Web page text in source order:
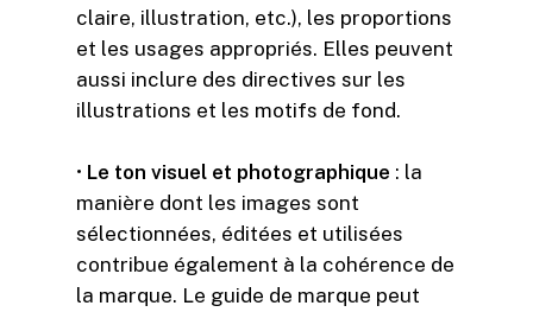
claire, illustration, etc.), les proportions
et les usages appropriés. Elles peuvent
aussi inclure des directives sur les
illustrations et les motifs de fond.
• Le ton visuel et photographique : la
manière dont les images sont
sélectionnées, éditées et utilisées
contribue également à la cohérence de
la marque. Le guide de marque peut